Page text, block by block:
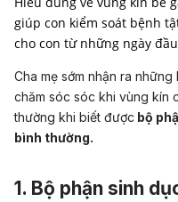
giúp con kiểm soát bệnh
cho con từ những ngày
Cha mẹ sớm nhận ra
chăm sóc sóc khi vùng kín
thường khi biết được bộ
bình thường.
1. Bộ phận sinh